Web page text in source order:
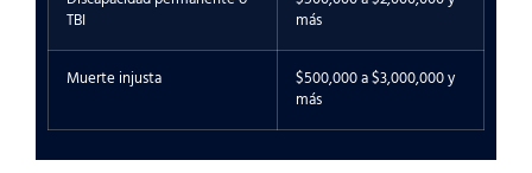
TBI
más
Muerte injusta
$500,000 a $3,000,000 y
más